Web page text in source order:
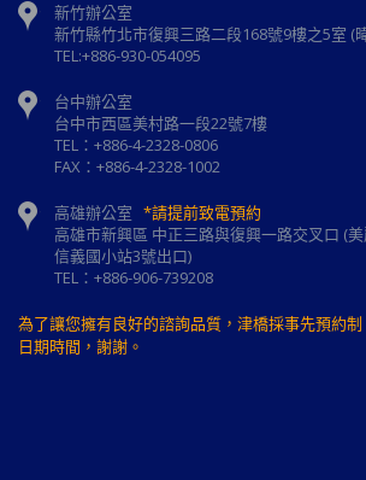
新竹辦公室
新⽵縣⽵北市復興三路⼆段168號9樓之5室 (
TEL:+886-930-054095
台中辦公室
台中市西區美村路一段22號7樓
TEL：+886-4-2328-0806
FAX：+886-4-2328-1002
高雄辦公室 *請提前致電預約
高雄市新興區 中正三路與復興一路交叉口 (
信義國小站3號出口)
TEL：+886-906-739208
為了讓您擁有良好的諮詢品質，津橋採事先預約
日期時間，謝謝。